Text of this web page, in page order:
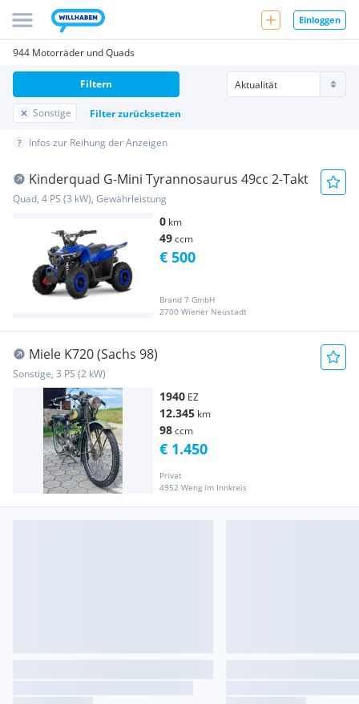
Einloggen
944 Motorräder und Quads
Sonstige Filter zurücksetzen
Filtern
Infos zur Reihung der Anzeigen
Kinderquad G-Mini Tyrannosaurus 49cc 2-Takt
Quad, 4 PS (3 kW), Gewährleistung
0 km
49ccm
Brand 7 GmbH
2700 Wiener Neustadt
€ 500
Miele K720 (Sachs 98)
Sonstige, 3 PS (2 kW)
1940 EZ
12.345 km
98ccm
Privat
4952 Weng im Innkreis
€ 1.450